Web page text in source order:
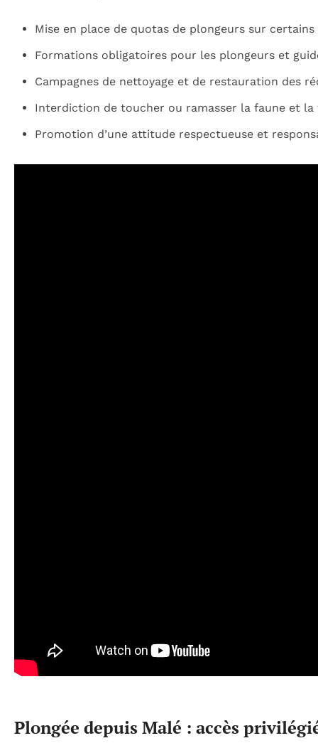
Mise en place de quotas de plongeurs sur
Formations obligatoires pour les plongeurs et
Campagnes de nettoyage et de restauration des
Interdiction de toucher ou ramasser la faune et
Promotion d’une attitude respectueuse et
Plongée depuis Malé : accès